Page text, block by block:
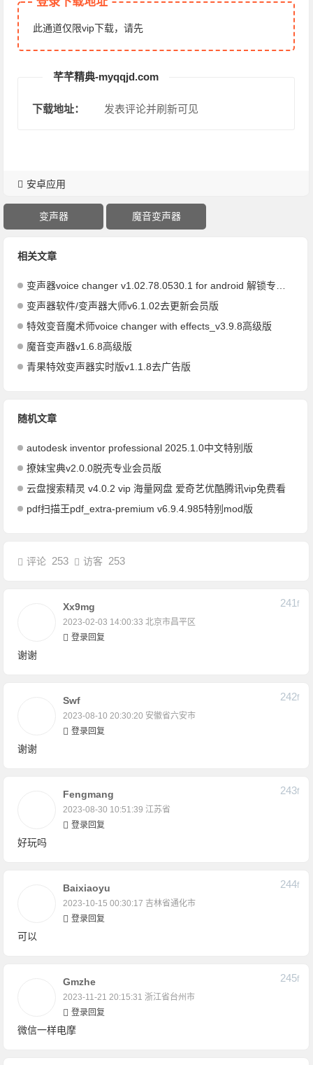
此通道仅限vip下载，请先
芊芊精典-myqqjd.com
下载地址： 发表评论并刷新可见
安卓应用
变声器 魔音变声器
相关文章
变声器voice changer v1.02.78.0530.1 for android 解锁专业版
变声器软件/变声器大师v6.1.02去更新会员版
特效变音魔术师voice changer with effects_v3.9.8高级版
魔音变声器v1.6.8高级版
青果特效变声器实时版v1.1.8去广告版
随机文章
autodesk inventor professional 2025.1.0中文特别版
撩妹宝典v2.0.0脱壳专业会员版
云盘搜索精灵 v4.0.2 vip 海量网盘 爱奇艺优酷腾讯vip免费看
pdf扫描王pdf_extra-premium v6.9.4.985特别mod版
评论253 访客253
Xx9mg
2023-02-03 14:00:33 北京市昌平区
241F
登录回复
谢谢
Swf
2023-08-10 20:30:20 安徽省六安市
242F
登录回复
谢谢
Fengmang
2023-08-30 10:51:39 江苏省
243F
登录回复
好玩吗
Baixiaoyu
2023-10-15 00:30:17 吉林省通化市
244F
登录回复
可以
Gmzhe
2023-11-21 20:15:31 浙江省台州市
245F
登录回复
微信一样电摩